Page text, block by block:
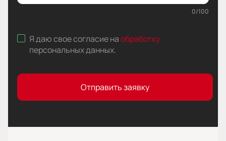
0/100
Я даю свое согласие наобработку
персональных данных.
Отправить заявку